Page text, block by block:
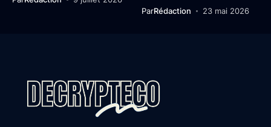
ParRédaction 23 mai 2026